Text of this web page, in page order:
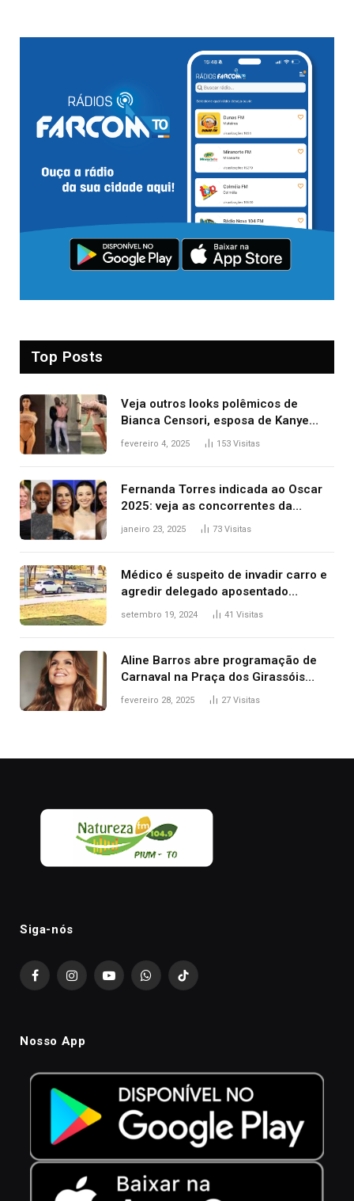
Top Posts
Veja outros looks polêmicos de
Bianca Censori, esposa de Kanye
West que apareceu nua no Grammy
fevereiro 4, 2025 153 Visitas
Fernanda Torres indicada ao Oscar
2025: veja as concorrentes da
brasileira a melhor atriz
janeiro 23, 2025 73 Visitas
Médico é suspeito de invadir carro e
agredir delegado aposentado
durante confusão no trânsito
setembro 19, 2024 41 Visitas
Aline Barros abre programação de
Carnaval na Praça dos Girassóis
nesta sexta-feira, em Palmas
fevereiro 28, 2025 27 Visitas
Siga-nós
FacebookInstagramYouTubeWhatsAppTikTok
Nosso App